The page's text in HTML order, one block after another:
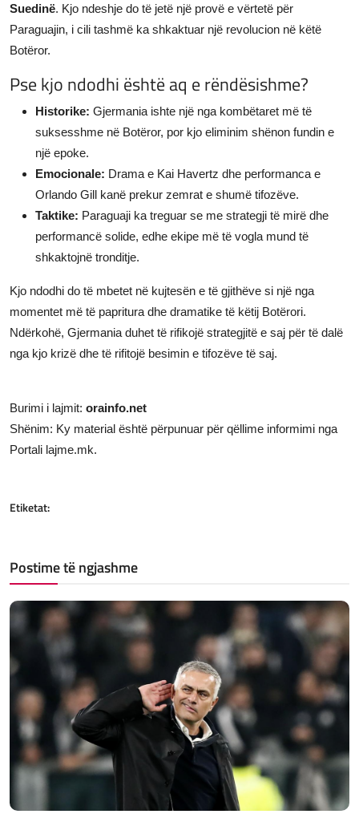
Suedinë. Kjo ndeshje do të jetë një provë e vërtetë për
Paraguajin, i cili tashmë ka shkaktuar një revolucion në këtë
Botëror.
Pse kjo ndodhi është aq e rëndësishme?
Historike: Gjermania ishte një nga kombëtaret më të
suksesshme në Botëror, por kjo eliminim shënon fundin e
një epoke.
Emocionale: Drama e Kai Havertz dhe performanca e
Orlando Gill kanë prekur zemrat e shumë tifozëve.
Taktike: Paraguaji ka treguar se me strategji të mirë dhe
performancë solide, edhe ekipe më të vogla mund të
shkaktojnë tronditje.
Kjo ndodhi do të mbetet në kujtesën e të gjithëve si një nga
momentet më të papritura dhe dramatike të këtij Botërori.
Ndërkohë, Gjermania duhet të rifikojë strategjitë e saj për të dalë
nga kjo krizë dhe të rifitojë besimin e tifozëve të saj.
Burimi i lajmit: orainfo.net
Shënim: Ky material është përpunuar për qëllime informimi nga
Portali lajme.mk.
Etiketat:
Postime të ngjashme